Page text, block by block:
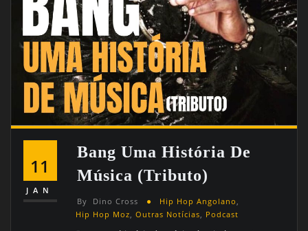
11
JAN
Bang Uma História De
Música (tributo)
By Dino Cross Hip Hop Angolano ,
Hip Hop Moz,Outras Notícias, Podcast